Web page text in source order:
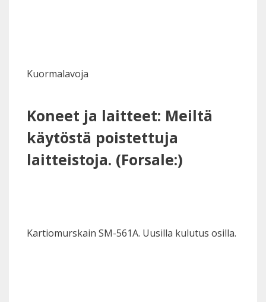
Kuormalavoja
Koneet ja laitteet: Meiltä
käytöstä poistettuja
laitteistoja. (Forsale:)
Kartiomurskain SM-561A. Uusilla kulutus osilla.